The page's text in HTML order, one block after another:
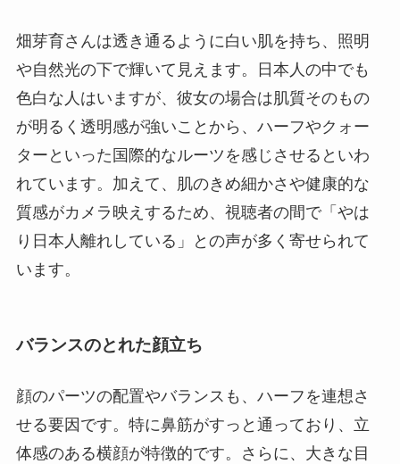
畑芽育さんは透き通るように白い肌を持ち、照明
や自然光の下で輝いて見えます。日本人の中でも
色白な人はいますが、彼女の場合は肌質そのもの
が明るく透明感が強いことから、ハーフやクォー
ターといった国際的なルーツを感じさせるといわ
れています。加えて、肌のきめ細かさや健康的な
質感がカメラ映えするため、視聴者の間で「やは
り日本人離れしている」との声が多く寄せられて
います。
バランスのとれた顔立ち
顔のパーツの配置やバランスも、ハーフを連想さ
せる要因です。特に鼻筋がすっと通っており、立
体感のある横顔が特徴的です。さらに、大きな目